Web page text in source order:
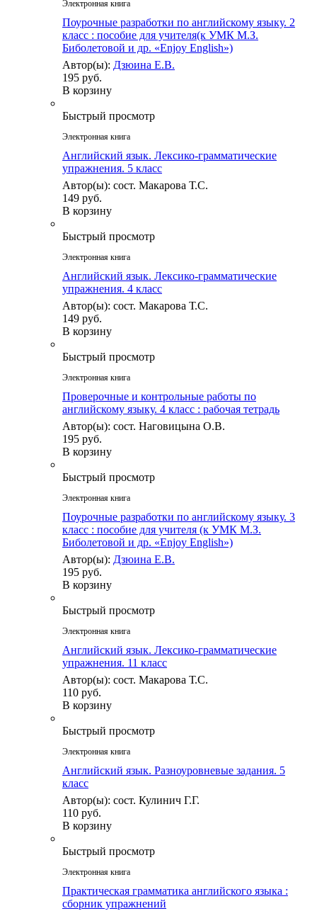
Электронная книга
Поурочные разработки по английскому языку. 2
класс : пособие для учителя(к УМК М.З.
Биболетовой и др. «Enjoy English»)
Автор(ы): Дзюина Е.В.
195 руб.
В корзину
Быстрый просмотр
Электронная книга
Английский язык. Лексико-грамматические
упражнения. 5 класс
Автор(ы): сост. Макарова Т.С.
149 руб.
В корзину
Быстрый просмотр
Электронная книга
Английский язык. Лексико-грамматические
упражнения. 4 класс
Автор(ы): сост. Макарова Т.С.
149 руб.
В корзину
Быстрый просмотр
Электронная книга
Проверочные и контрольные работы по
английскому языку. 4 класс : рабочая тетрадь
Автор(ы): сост. Наговицына О.В.
195 руб.
В корзину
Быстрый просмотр
Электронная книга
Поурочные разработки по английскому языку. 3
класс : пособие для учителя (к УМК М.З.
Биболетовой и др. «Enjoy English»)
Автор(ы): Дзюина Е.В.
195 руб.
В корзину
Быстрый просмотр
Электронная книга
Английский язык. Лексико-грамматические
упражнения. 11 класс
Автор(ы): сост. Макарова Т.С.
110 руб.
В корзину
Быстрый просмотр
Электронная книга
Английский язык. Разноуровневые задания. 5
класс
Автор(ы): сост. Кулинич Г.Г.
110 руб.
В корзину
Быстрый просмотр
Электронная книга
Практическая грамматика английского языка :
сборник упражнений